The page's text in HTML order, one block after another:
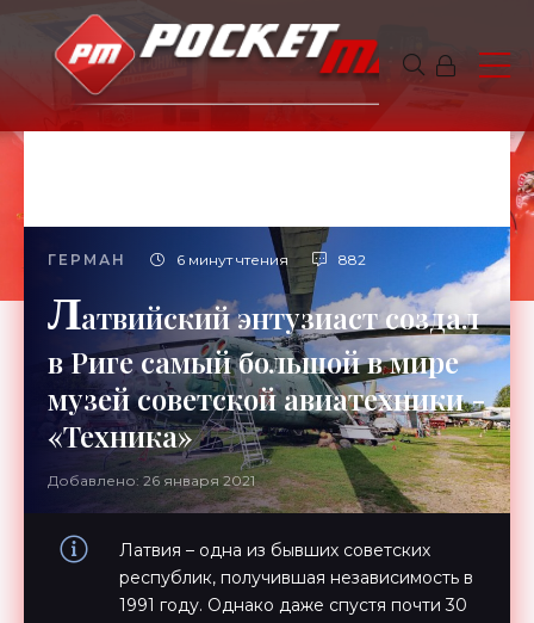
ГЕРМАН 6 минут чтения 882
Латвийский энтузиаст создал
в Риге самый большой в мире
музей советской авиатехники -
«Техника»
Добавлено: 26 января 2021
Латвия – одна из бывших советских
республик, получившая независимость в
1991 году. Однако даже спустя почти 30